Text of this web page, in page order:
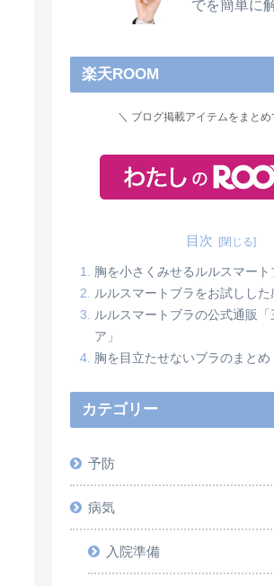
でを簡単に
楽天ROOM
＼ ブログ掲載アイテムをまとめ
目次
胸を小さくみせるルルスマート
ルルスマートブラをお試しした
ルルスマートブラの公式通販「
ア」
胸を目立たせないブラのまとめ
カテゴリー
予防
病気
入院準備